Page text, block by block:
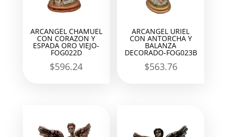
ARCANGEL CHAMUEL
CON CORAZON Y
ESPADA ORO VIEJO-
FOG022D
$596.24
ARCANGEL URIEL
CON ANTORCHA Y
BALANZA
DECORADO-FOG023B
$563.76